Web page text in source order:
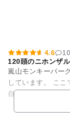
4.6
120頭のニホンザ
嵐山モンキーパー
しています。 ここ
自然のままの姿や